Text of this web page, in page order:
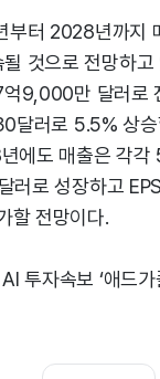
부터 2028년까지
것으로 전망하
9,000만 달러로
달러로 5.5% 상
에도 매출은 각각
로 성장하고
할 전망이다.
투자속보 ‘애드가